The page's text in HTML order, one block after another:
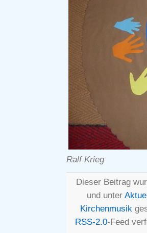
Ralf Krieg
Dieser Beitrag
und unter
Kirchenmusik
RSS-2.0-Feed